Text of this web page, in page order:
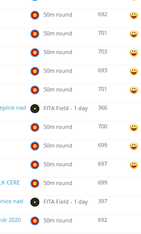
50m round 692
50m round 701
50m round 703
50m round 693
50m round 701
nad
FITA Field - 1 day 366
50m round 700
50m round 699
50m round 697
CERE 50m round 699
nad
FITA Field - 1 day 397
2020
50m round 692